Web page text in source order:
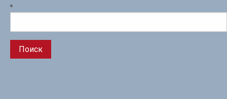
Поиск